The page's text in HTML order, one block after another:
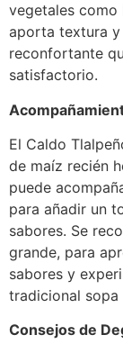
vegetales como
aporta textura y
reconfortante
satisfactorio.
El Caldo
de maíz recién
puede
para añadir un
sabores. Se
grande, para
sabores y
tradicional sopa
Consejos de